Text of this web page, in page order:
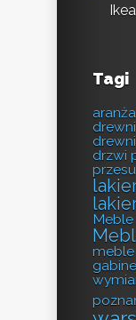
Ikea
Tagi
drzwi